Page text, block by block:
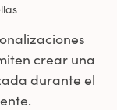
crear una
durante el